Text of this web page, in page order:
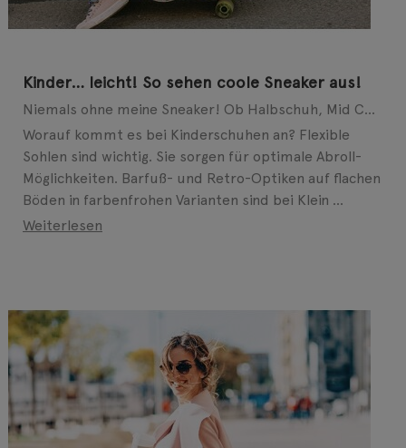
Kinder… leicht! So sehen coole Sneaker aus!
Niemals ohne meine Sneaker! Ob Halbschuh, Mid Cut oder Slip-on – auch bei modebewussten Kids geht ...
Worauf kommt es bei Kinderschuhen an? Flexible
Sohlen sind wichtig. Sie sorgen für optimale Abroll-
Möglichkeiten. Barfuß- und Retro-Optiken auf flachen
Böden in farbenfrohen Varianten sind bei Klein ...
Weiterlesen